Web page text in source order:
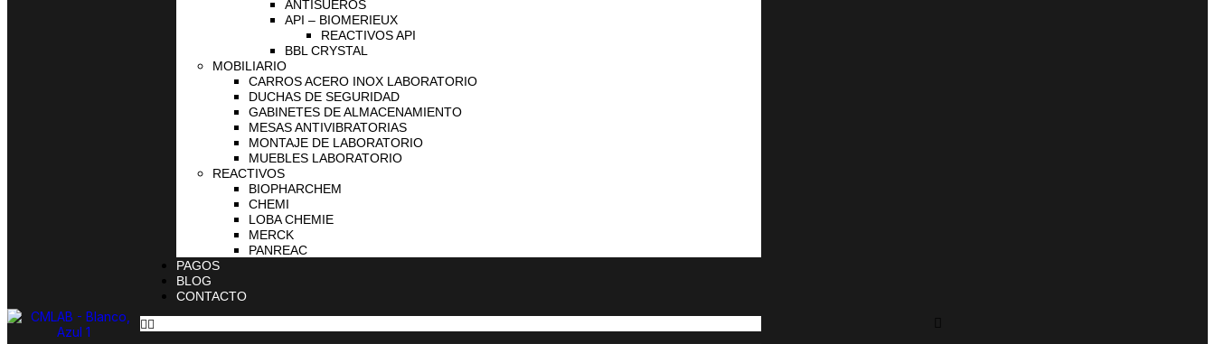
ANTISUEROS
API – BIOMERIEUX
REACTIVOS API
BBL CRYSTAL
MOBILIARIO
CARROS ACERO INOX LABORATORIO
DUCHAS DE SEGURIDAD
GABINETES DE ALMACENAMIENTO
MESAS ANTIVIBRATORIAS
MONTAJE DE LABORATORIO
MUEBLES LABORATORIO
REACTIVOS
BIOPHARCHEM
CHEMI
LOBA CHEMIE
MERCK
PANREAC
PAGOS
BLOG
CONTACTO